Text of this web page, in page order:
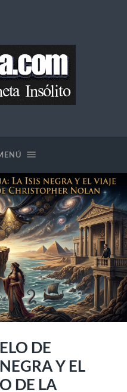
DE
Y EL
DE LA